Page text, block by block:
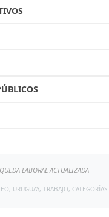
LABORAL ACTUALIZADA
URUGUAY, TRABAJO, CATEGORÍAS.